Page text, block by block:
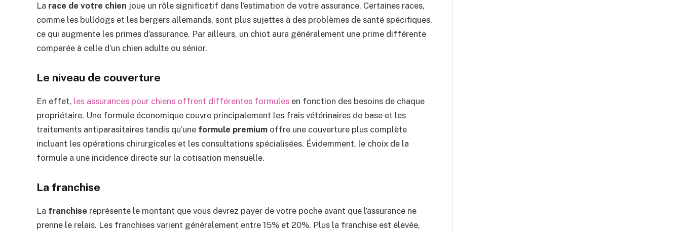
La race de votre chien joue un rôle significatif dans l’estimation de votre assurance. Certaines races,
comme les bulldogs et les bergers allemands, sont plus sujettes à des problèmes de santé spécifiques,
ce qui augmente les primes d’assurance. Par ailleurs, un chiot aura généralement une prime différente
comparée à celle d’un chien adulte ou sénior.
Le niveau de couverture
En effet, les assurances pour chiens offrent différentes formules en fonction des besoins de chaque
propriétaire. Une formule économique couvre principalement les frais vétérinaires de base et les
traitements antiparasitaires tandis qu’une formule premium offre une couverture plus complète
incluant les opérations chirurgicales et les consultations spécialisées. Évidemment, le choix de la
formule a une incidence directe sur la cotisation mensuelle.
La franchise
La franchise représente le montant que vous devrez payer de votre poche avant que l’assurance ne
prenne le relais. Les franchises varient généralement entre 15% et 20%. Plus la franchise est élevée,